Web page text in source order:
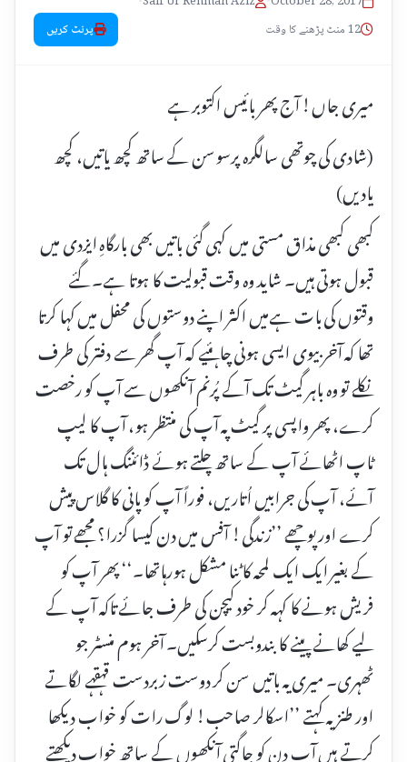
12 منٹ پڑھنے کا وقت
پرنٹ کریں
میری جاں! آج پھر بائیس اکتوبر ہے
(شادی کی چوتھی سالگرہ پرسوسن کے ساتھ کچھ یاتیں، کچھ
یادیں)
کبھی کبھی مذاق مستی میں کہی گئی باتیں بھی بارگاہِ ایزدی میں
قبول ہوتی ہیں۔ شاید وہ وقت قبولیت کا ہوتا ہے۔ گئے
وقتوں کی بات ہےمیں اکثر اپنے دوستوں کی محفل میں کہا کرتا
تھا کہ آخر بیوی ایسی ہونی چاہئیے کہ آپ گھر سے دفتر کی طرف
نکلے تو وہ باہر گیٹ تک آکے پُرنم آنکھوں سے آپ کو رخصت
کرے، پھر واپسی پر گیٹ پہ آپ کی منتظر ہو، آپ کا لیپ
ٹاپ اٹھائے آپ کے ساتھ چلتے ہوئے ڈائننگ ہال تک
آئے، آپ کی جرابیں اُتاریں، فوراً آپ کو پانی کا گلاس پیش
کرے اور پوچھے ’’زندگی! آفس میں دن کیسا گزرا؟ مجھے تو آپ
کے بغیر ایک ایک لمحہ کاٹنا مشکل ہورہاتھا۔‘‘ پھر آپ کو
فریش ہونے کا کہہ کر خود کیچن کی طرف جائے تاکہ آپ کے
لیے کھانے پینے کا بندوبست کرسکیں۔ آخر ہوم منسٹر جو
ٹھہری۔ میری یہ باتیں سن کر دوست زبردست قہقہے لگاتے
اور طنزیہ کہتے ’’اسکالر صاحب! لوگ رات کو خواب دیکھا
کرتے ہیں آپ دن کو جاگتی آنکھوں کے ساتھ خواب دیکھتے